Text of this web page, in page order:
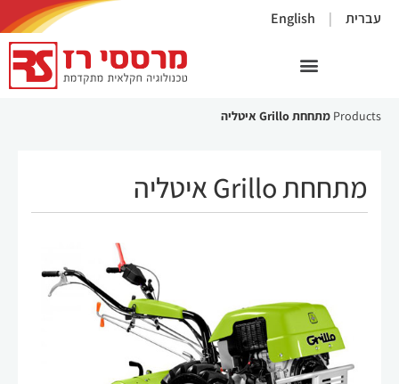
עברית English
Products מתחחת Grillo איטליה
מתחחת Grillo איטליה
×